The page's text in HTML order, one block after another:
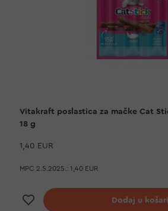
Vitakraft poslastica za mačke Cat
18 g
1,40 EUR
MPC 2.5.2025.: 1,40 EUR
Dodaj na listu želja
Dodaj u